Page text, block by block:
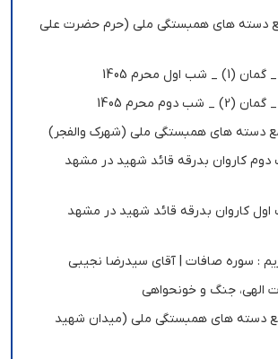
دسته های همبستگی ملی (حرم حضرت علی
اول محرم 1405
دوم محرم 1405
دسته های همبستگی ملی (شهرک والفجر)
کاروان بدرقه قائد شهید در مشهد
کاروان بدرقه قائد شهید در مشهد
: سوره صافات | آقای سیدرضا نجیبی
الهی، جنگ و خونحواهی
دسته های همبستگی ملی (میدان شهید